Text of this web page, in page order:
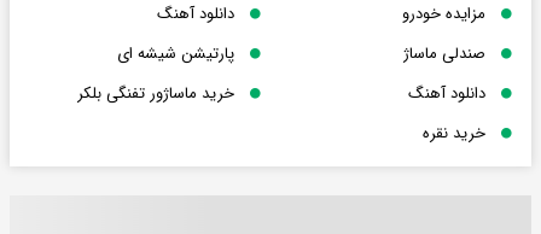
مزایده خودرو
دانلود آهنگ
صندلی ماساژ
پارتیشن شیشه ای
دانلود آهنگ
خرید ماساژور تفنگی بلکر
خرید نقره